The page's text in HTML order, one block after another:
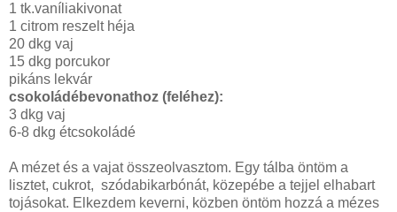
1 tk.vaníliakivonat
1 citrom reszelt héja
20 dkg vaj
15 dkg porcukor
pikáns lekvár
csokoládébevonathoz (feléhez):
3 dkg vaj
6-8 dkg étcsokoládé
A mézet és a vajat összeolvasztom. Egy tálba öntöm a
lisztet, cukrot, szódabikarbónát, közepébe a tejjel elhabart
tojásokat. Elkezdem keverni, közben öntöm hozzá a mézes